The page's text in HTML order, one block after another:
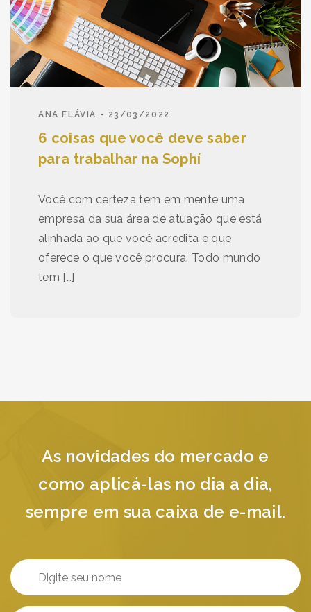
ANA FLÁVIA - 23/03/2022
6 coisas que você deve saber
para trabalhar na Sophí
Você com certeza tem em mente uma
empresa da sua área de atuação que está
alinhada ao que você acredita e que
oferece o que você procura. Todo mundo
tem […]
As novidades do mercado e
como aplicá-las no dia a dia,
sempre em sua caixa de e-mail.